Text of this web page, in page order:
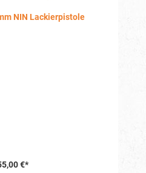
NIN Lackierpistole
€*